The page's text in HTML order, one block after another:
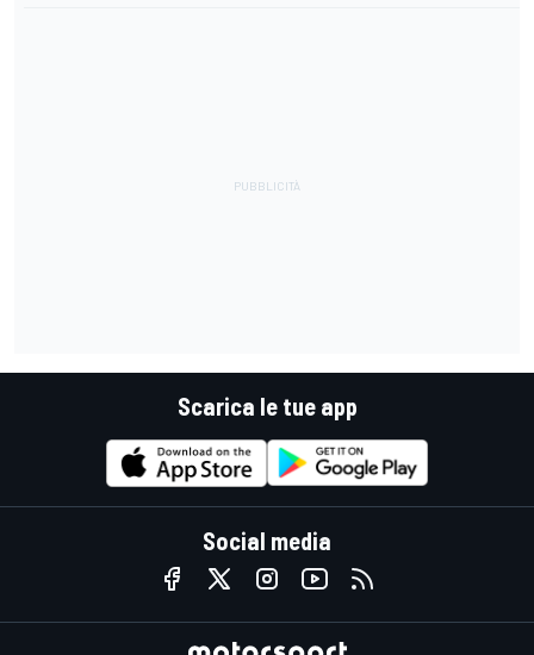
Scarica le tue app
Social media